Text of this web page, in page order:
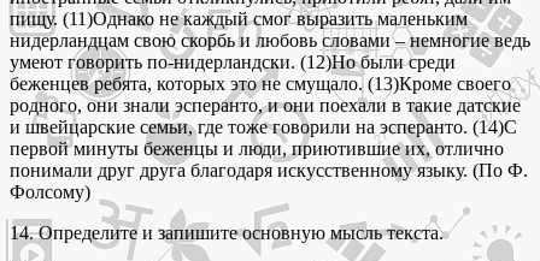
пищу. (11)Однако не каждый смог выразить маленьким
нидерландцам свою скорбь и любовь словами – немногие ведь
умеют говорить по-нидерландски. (12)Но были среди
беженцев ребята, которых это не смущало. (13)Кроме своего
родного, они знали эсперанто, и они поехали в такие датские
и швейцарские семьи, где тоже говорили на эсперанто. (14)С
первой минуты беженцы и люди, приютившие их, отлично
понимали друг друга благодаря искусственному языку. (По Ф.
Фолсому)
14. Определите и запишите основную мысль текста.